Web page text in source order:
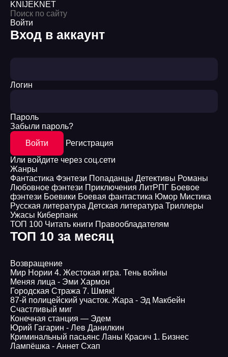
KNIJEKNET
Войти
Вход в аккаунт
Логин
Пароль
Забыли пароль?
Войти
Регистрация
Или войдите через соц.сети
Жанры
Фантастика Фэнтези Попаданцы Детективы Романы
Любовное фэнтези Приключения ЛитРПГ Боевое
фэнтези Боевики Боевая фантастика Юмор Мистика
Русская литература Детская литература Триллеры
Ужасы Киберпанк
ТОП 100 Читать книги Правообладателям
ТОП 10 за месяц
Возвращение
Мир Нории 4. Жестокая игра. Тень войны
Меняя лица - Эми Хармон
Городская Стража 7. Шмяк!
87-й полицейский участок. Жара - Эд Макбейн
Счастливый миг
Конечная станция — Эдем
Юрий Гагарин - Лев Данилкин
Криминальный пасьянс Ланы Красич 1. Бизнес
Лампёшка - Аннет Схап